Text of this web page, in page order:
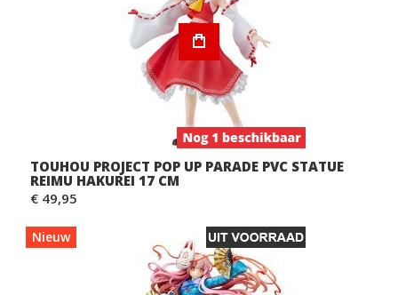
TOUHOU PROJECT POP UP PARADE PVC STATUE
REIMU HAKUREI 17 CM
€ 49,95
Nieuw